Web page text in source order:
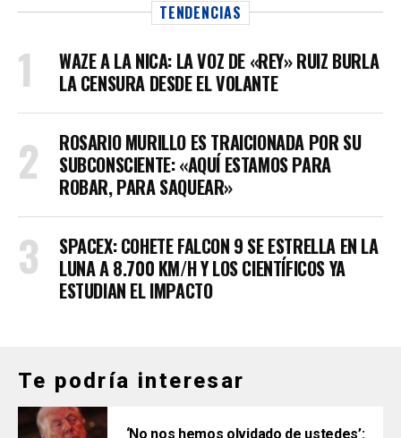
TENDENCIAS
WAZE A LA NICA: LA VOZ DE «REY» RUIZ BURLA
LA CENSURA DESDE EL VOLANTE
ROSARIO MURILLO ES TRAICIONADA POR SU
SUBCONSCIENTE: «AQUÍ ESTAMOS PARA
ROBAR, PARA SAQUEAR»
SPACEX: COHETE FALCON 9 SE ESTRELLA EN LA
LUNA A 8.700 KM/H Y LOS CIENTÍFICOS YA
ESTUDIAN EL IMPACTO
Te podría interesar
‘No nos hemos olvidado de ustedes’: